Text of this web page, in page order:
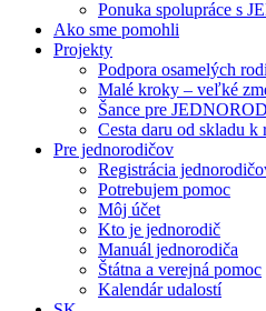
Ponuka spolupráce s
Ako sme pomohli
Projekty
Podpora osamelých
Malé kroky – veľké
Šance pre
Cesta daru od skladu k
Pre jednorodičov
Registrácia
Potrebujem pomoc
Môj účet
Kto je jednorodič
Manuál jednorodiča
Štátna a verejná pomoc
Kalendár udalostí